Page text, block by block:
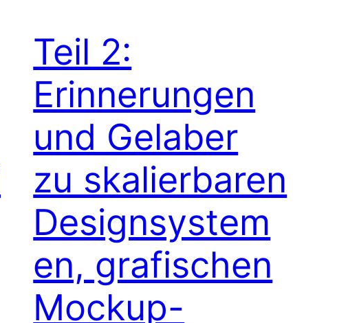
Teil 2:
Erinnerungen
und Gelaber
zu skalierbaren
Designsystem
en, grafischen
Mockup-